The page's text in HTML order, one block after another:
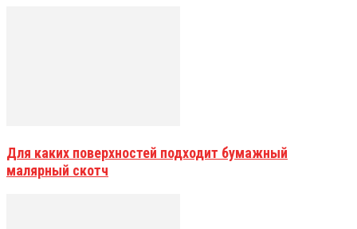
Для каких поверхностей подходит бумажный
малярный скотч